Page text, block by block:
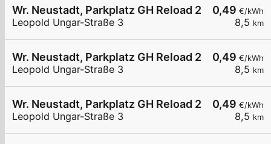
0,49 €/kWh
8,5 km
Wr. Neustadt, Parkplatz GH Reload 24
Leopold Ungar-Straße 3
0,49 €/kWh
8,5 km
Wr. Neustadt, Parkplatz GH Reload 24
Leopold Ungar-Straße 3
0,49 €/kWh
8,5 km
Wr. Neustadt, Parkplatz GH Reload 24
Leopold Ungar-Straße 3